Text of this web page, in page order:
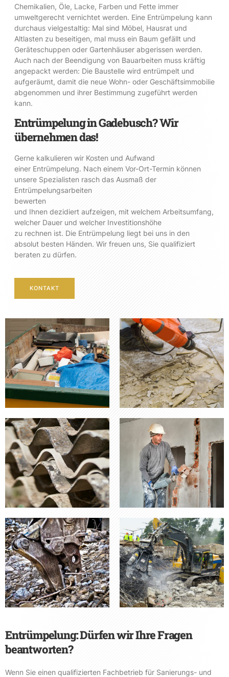
Entrümpelung: Dürfen wir Ihre Fragen
beantworten?
Wenn Sie einen qualifizierten Fachbetrieb für Sanierungs- und
Chemikalien, Öle, Lacke, Farben und Fette immer
umweltgerecht vernichtet werden. Eine Entrümpelung kann
durchaus vielgestaltig: Mal sind Möbel, Hausrat und
Altlasten zu beseitigen, mal muss ein Baum gefällt und
Geräteschuppen oder Gartenhäuser abgerissen werden.
Auch nach der Beendigung von Bauarbeiten muss kräftig
angepackt werden: Die Baustelle wird entrümpelt und
aufgeräumt, damit die neue Wohn- oder Geschäftsimmobilie
abgenommen und ihrer Bestimmung zugeführt werden
kann.
Entrümpelung in Gadebusch? Wir
übernehmen das!
Gerne kalkulieren wir Kosten und Aufwand
einer Entrümpelung. Nach einem Vor-Ort-Termin können
unsere Spezialisten rasch das Ausmaß der
Entrümpelungsarbeiten
bewerten
und Ihnen dezidiert aufzeigen, mit welchem Arbeitsumfang,
welcher Dauer und welcher Investitionshöhe
zu rechnen ist. Die Entrümpelung liegt bei uns in den
absolut besten Händen. Wir freuen uns, Sie qualifiziert
beraten zu dürfen.
KONTAKT